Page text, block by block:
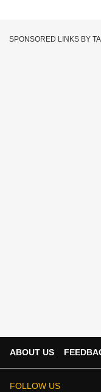
SPONSORED LINKS BY
ABOUT US
FOLLOW US